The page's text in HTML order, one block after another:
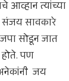
आव्हान त्यांच्या
संजय सावकारे
सोडून जात
पण
अनेकांनी जय